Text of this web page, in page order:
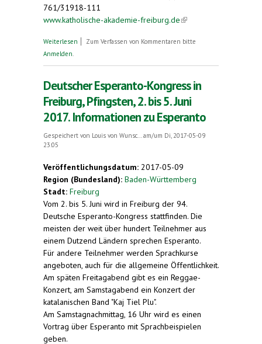
761/31918-111
www.katholische-akademie-freiburg.de(link is
Weiterlesen über Veranstaltungshinweise Deutscher
Zum Verfassen von Kommentaren bitte
Anmelden
Deutscher Esperanto-Kongress in
Freiburg, Pfingsten, 2. bis 5. Juni
2017. Informationen zu Esperanto
Gespeichert von Louis von Wunsc...
am/um Di, 2017-05-09
23:05
Veröffentlichungsdatum: 2017-05-09
Region (Bundesland): Baden-Württemberg
Stadt: Freiburg
Vom 2. bis 5. Juni wird in Freiburg der 94.
Deutsche Esperanto-Kongress stattfinden. Die
meisten der weit über hundert Teilnehmer aus
einem Dutzend Ländern sprechen Esperanto.
Für andere Teilnehmer werden Sprachkurse
angeboten, auch für die allgemeine Öffentlichkeit.
Am späten Freitagabend gibt es ein Reggae-
Konzert, am Samstagabend ein Konzert der
katalanischen Band "Kaj Tiel Plu".
Am Samstagnachmittag, 16 Uhr wird es einen
Vortrag über Esperanto mit Sprachbeispielen
geben.